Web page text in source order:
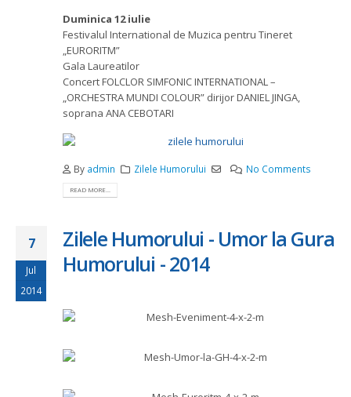
Duminica 12 iulie
Festivalul International de Muzica pentru Tineret
„EURORITM”
Gala Laureatilor
Concert FOLCLOR SIMFONIC INTERNATIONAL –
„ORCHESTRA MUNDI COLOUR” dirijor DANIEL JINGA,
soprana ANA CEBOTARI
By admin Zilele Humorului No Comments
READ MORE...
7
Jul
2014
Zilele Humorului - Umor la Gura
Humorului - 2014